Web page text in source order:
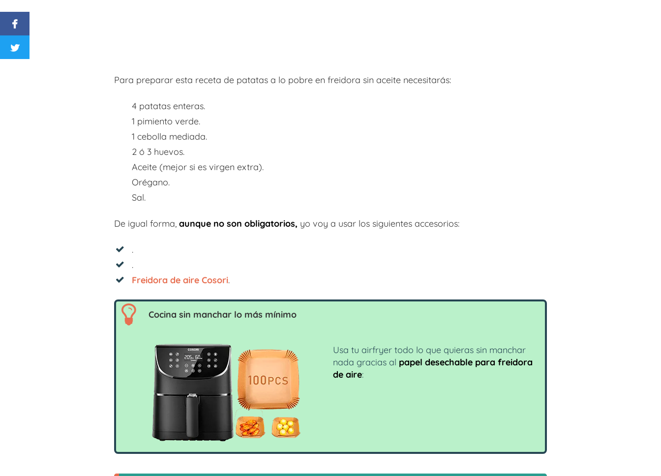
Para preparar esta receta de patatas a lo pobre en freidora sin aceite necesitarás:
4 patatas enteras.
1 pimiento verde.
1 cebolla mediada.
2 ó 3 huevos.
Aceite (mejor si es virgen extra).
Orégano.
Sal.
De igual forma, aunque no son obligatorios, yo voy a usar los siguientes accesorios:
.
.
Freidora de aire Cosori.
Cocina sin manchar lo más mínimo
Usa tu airfryer todo lo que quieras sin manchar
nada gracias al papel desechable para freidora
de aire: